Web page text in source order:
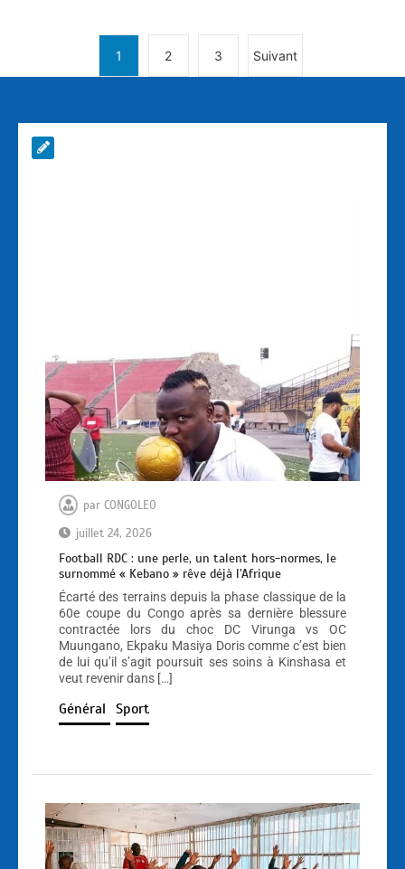
1 2 3 Suivant
par CONGOLEO
juillet 24, 2026
Football RDC : une perle, un talent hors-normes, le
surnommé « Kebano » rêve déjà l’Afrique
Écarté des terrains depuis la phase classique de la
60e coupe du Congo après sa dernière blessure
contractée lors du choc DC Virunga vs OC
Muungano, Ekpaku Masiya Doris comme c’est bien
de lui qu’il s’agit poursuit ses soins à Kinshasa et
veut revenir dans […]
Général Sport